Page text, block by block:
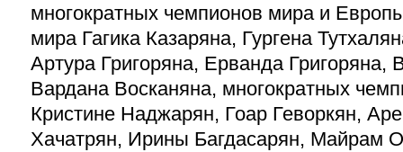
многократных чемпионов мира и
мира Гагика Казаряна, Гургена
Артура Григоряна, Ерванда Григоряна,
Вардана Восканяна, многократных
Кристине Наджарян, Гоар Геворкян,
Хачатрян, Ирины Багдасарян, Майрам